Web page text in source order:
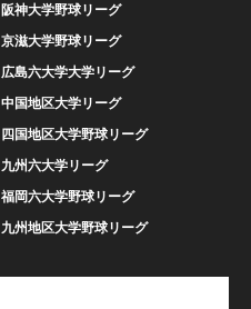
阪神大学野球リーグ
京滋大学野球リーグ
広島六大学大学リーグ
中国地区大学リーグ
四国地区大学野球リーグ
九州六大学リーグ
福岡六大学野球リーグ
九州地区大学野球リーグ